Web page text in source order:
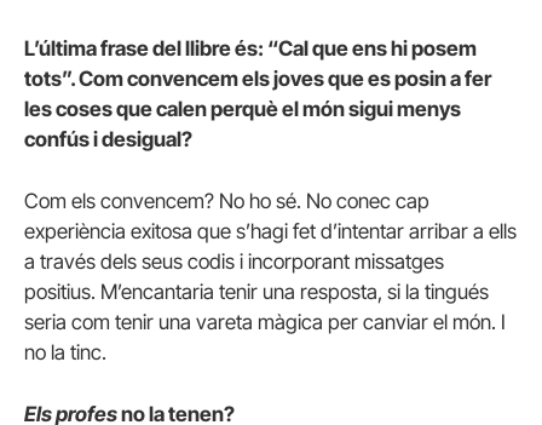
L’última frase del llibre és: “Cal que ens hi posem
tots”. Com convencem els joves que es posin a fer
les coses que calen perquè el món sigui menys
confús i desigual?
Com els convencem? No ho sé. No conec cap
experiència exitosa que s’hagi fet d’intentar arribar a ells
a través dels seus codis i incorporant missatges
positius. M’encantaria tenir una resposta, si la tingués
seria com tenir una vareta màgica per canviar el món. I
no la tinc.
Els profesno la tenen?